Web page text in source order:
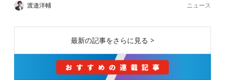
渡邉洋輔 ニュース
最新の記事をさらに見る >